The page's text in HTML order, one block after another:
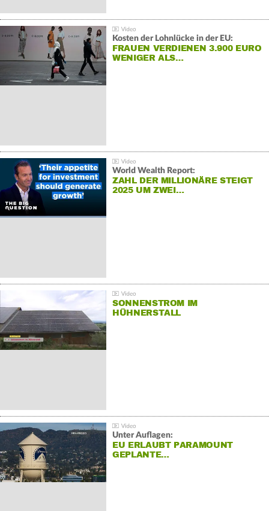
Kosten der Lohnlücke in der EU:
FRAUEN VERDIENEN 3.900 EURO
WENIGER ALS…
World Wealth Report:
ZAHL DER MILLIONÄRE STEIGT
2025 UM ZWEI…
SONNENSTROM IM
HÜHNERSTALL
Unter Auflagen:
EU ERLAUBT PARAMOUNT
GEPLANTE…